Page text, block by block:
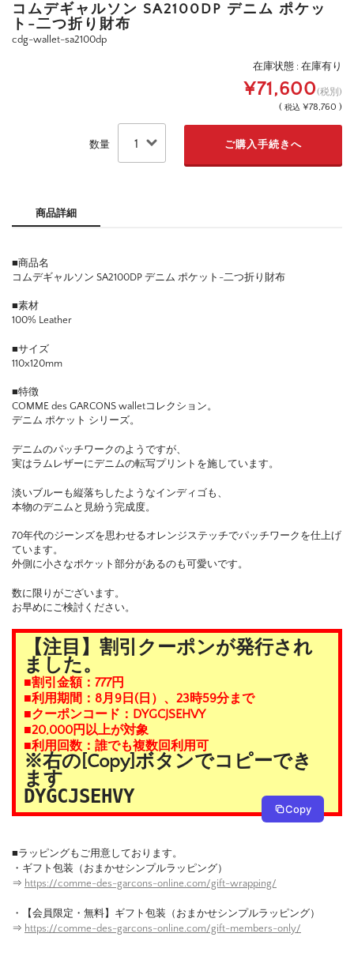
コムデギャルソン SA2100DP デニム ポケッ
ト-二つ折り財布
cdg-wallet-sa2100dp
在庫状態 : 在庫有り
¥71,600(税別)
( 税込 ¥78,760 )
数量
商品詳細
■商品名
コムデギャルソン SA2100DP デニム ポケット-二つ折り財布
■素材
100% Leather
■サイズ
110x120mm
■特徴
COMME des GARCONS walletコレクション。
デニム ポケット シリーズ。
デニムのパッチワークのようですが、
実はラムレザーにデニムの転写プリントを施しています。
淡いブルーも縦落ちしたようなインディゴも、
本物のデニムと見紛う完成度。
70年代のジーンズを思わせるオレンジステッチでパッチワークを仕上げ
ています。
外側に小さなポケット部分があるのも可愛いです。
数に限りがございます。
お早めにご検討ください。
【注目】割引クーポンが発行され
ました。
■割引金額：777円
■利用期間：8月9日(日）、23時59分まで
■クーポンコード：DYGCJSEHVY
■20,000円以上が対象
■利用回数：誰でも複数回利用可
※右の[Copy]ボタンでコピーでき
ます
DYGCJSEHVY
Copy
■ラッピングもご用意しております。
・ギフト包装（おまかせシンプルラッピング）
⇒ https://comme-des-garcons-online.com/gift-wrapping/
・【会員限定・無料】ギフト包装（おまかせシンプルラッピング）
⇒ https://comme-des-garcons-online.com/gift-members-only/